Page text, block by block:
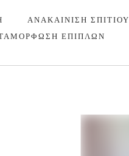
ΑΝΑΚΑΙΝΙΣΗ ΣΠΙΤΙΟΥ
ΕΠΙΠΛΩΝ